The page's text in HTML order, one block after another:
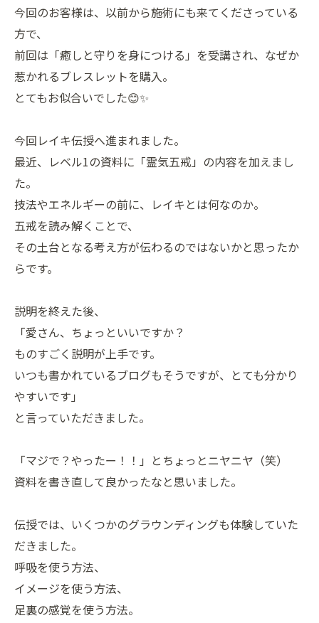
今回のお客様は、以前から施術にも来てくださっている
方で、
前回は「癒しと守りを身につける」を受講され、なぜか
惹かれるブレスレットを購入。
とてもお似合いでした😊✨
今回レイキ伝授へ進まれました。
最近、レベル1の資料に「霊気五戒」の内容を加えまし
た。
技法やエネルギーの前に、レイキとは何なのか。
五戒を読み解くことで、
その土台となる考え方が伝わるのではないかと思ったか
らです。
説明を終えた後、
「愛さん、ちょっといいですか？
ものすごく説明が上手です。
いつも書かれているブログもそうですが、とても分かり
やすいです」
と言っていただきました。
「マジで？やったー！！」とちょっとニヤニヤ（笑）
資料を書き直して良かったなと思いました。
伝授では、いくつかのグラウンディングも体験していた
だきました。
呼吸を使う方法、
イメージを使う方法、
足裏の感覚を使う方法。